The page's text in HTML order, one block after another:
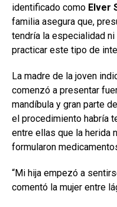
identificado como Elver
familia asegura que,
tendría la especialidad
practicar este tipo de
La madre de la joven
comenzó a presentar
mandíbula y gran parte
el procedimiento habría
entre ellas que la herida
formularon
“Mi hija empezó a
comentó la mujer entre